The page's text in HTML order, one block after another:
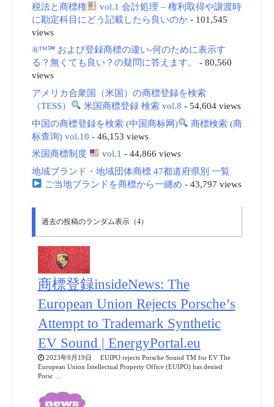
税法と商標権
vol.1 会計処理 – 権利取得や譲渡時
に勘定科目にどう記載したら良いのか- 101,545
views
®™℠ および登録商標の違い-何のために表示す
る？無くても良い？の疑問に答えます。
- 80,560
views
アメリカ合衆国（米国）の商標登録を検索
（TESS）
米国商標登録 検索 vol.8 - 54,604 views
中国の商標登録を検索 (中国商标网)
商標検索 (商
标查询) vol.10 - 46,153 views
米国商標制度
vol.1 - 44,866 views
地域ブランド・地域団体商標 47都道府県別 一覧
ご当地ブランドを商標から一纏め - 43,797 views
過去の投稿のランダム表示（4）
商標登録insideNews: The
European Union Rejects Porsche’s
Attempt to Trademark Synthetic
EV Sound | EnergyPortal.eu
2023年9月19日 EUIPO rejects Porsche Sound TM for EV The
European Union Intellectual Property Office (EUIPO) has denied
Porsc …